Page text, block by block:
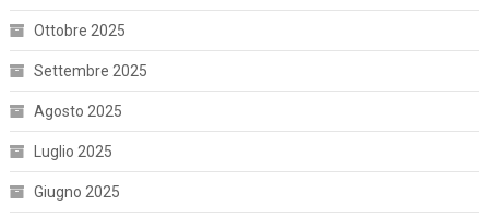
Ottobre 2025
Settembre 2025
Agosto 2025
Luglio 2025
Giugno 2025